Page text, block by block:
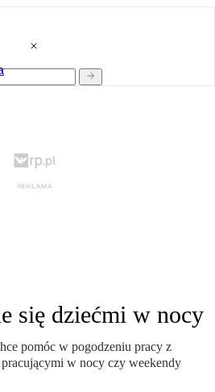
się dziećmi w nocy
pomóc w pogodzeniu pracy z
w nocy czy weekendy